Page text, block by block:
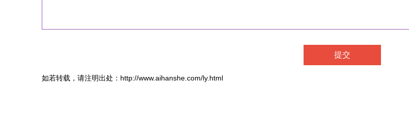
如若转载，请注明出处：http://www.aihanshe.com/ly.html